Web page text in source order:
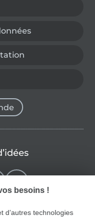
besoins !
d’autres technologies